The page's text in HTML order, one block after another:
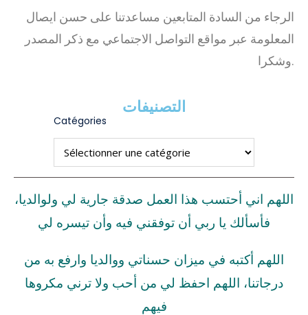
الرجاء من السادة المتابعين مساعدتنا على حسن ايصال
المعلومة عبر مواقع التواصل الاجتماعي مع ذكر المصدر
وشكرا.
التصنيفات
Catégories
اللهم اني أحتسب هذا العمل صدقة جارية لي ولوالديا،
فأسألك يا ربي أن توفقني فيه وأن تيسره لي
اللهم أكتبه في ميزان حسناتي ووالديا وارفع به من
درجاتنا، اللهم احفظ لي من أحب ولا ترني مكروها
فيهم